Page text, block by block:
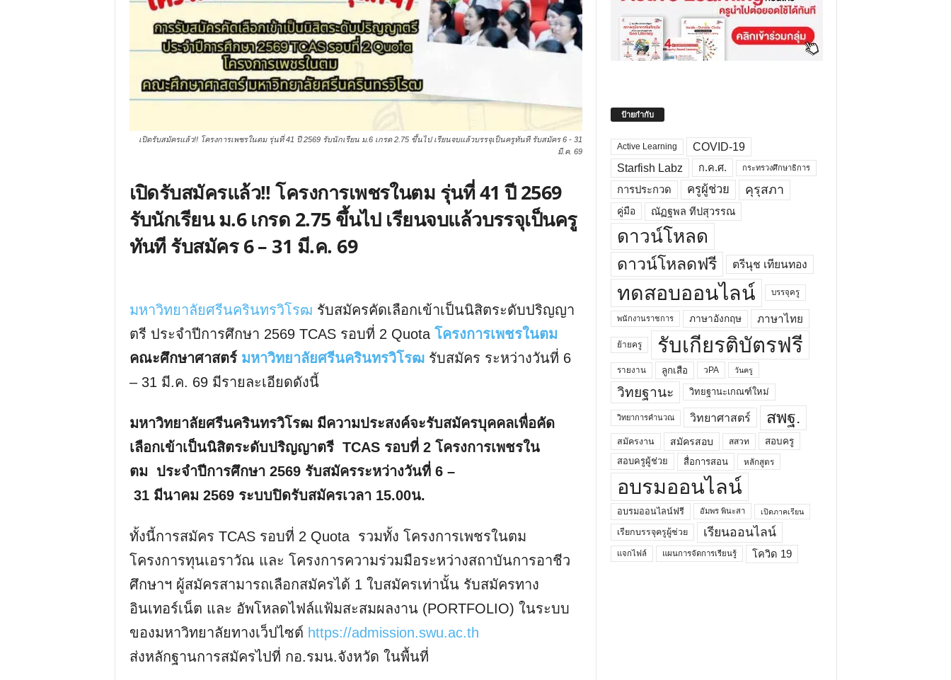
เปิดรับสมัครแล้ว!! โครงการเพชรในตม รุ่นที่ 41 ปี 2569 รับนักเรียน ม.6 เกรด 2.75 ขึ้นไป เรียนจบแล้วบรรจุเป็นครูทันที รับสมัคร 6 - 31
มี.ค. 69
เปิดรับสมัครแล้ว!! โครงการเพชรในตม รุ่นที่ 41 ปี 2569
รับนักเรียน ม.6 เกรด 2.75 ขึ้นไป เรียนจบแล้วบรรจุเป็นครู
ทันที รับสมัคร 6 – 31 มี.ค. 69
มหาวิทยาลัยศรีนครินทรวิโรฒ รับสมัครคัดเลือกเข้าเป็นนิสิตระดับปริญญา
ตรี ประจำปีการศึกษา 2569 TCAS รอบที่ 2 Quota โครงการเพชรในตม
คณะศึกษาศาสตร์ มหาวิทยาลัยศรีนครินทรวิโรฒรับสมัคร ระหว่างวันที่ 6
– 31 มี.ค. 69 มีรายละเอียดดังนี้
มหาวิทยาลัยศรีนครินทรวิโรฒ มีความประสงค์จะรับสมัครบุคคลเพื่อคัด
เลือกเข้าเป็นนิสิตระดับปริญญาตรี TCAS รอบที่ 2 โครงการเพชรใน
ตม ประจำปีการศึกษา 2569 รับสมัครระหว่างวันที่ 6 –
31 มีนาคม 2569 ระบบปิดรับสมัครเวลา 15.00น.
ทั้งนี้การสมัคร TCAS รอบที่ 2 Quota รวมทั้ง โครงการเพชรในตม
โครงการทุนเอราวัณ และ โครงการความร่วมมือระหว่างสถาบันการอาชีว
ศึกษาฯ ผู้สมัครสามารถเลือกสมัครได้ 1 ใบสมัครเท่านั้น รับสมัครทาง
อินเทอร์เน็ต และ อัพโหลดไฟล์แฟ้มสะสมผลงาน (PORTFOLIO) ในระบบ
ของมหาวิทยาลัยทางเว็ปไซต์ https://admission.swu.ac.th
ส่งหลักฐานการสมัครไปที่ กอ.รมน.จังหวัด ในพื้นที่
ป้ายกำกับ
Active Learning
COVID-19
Starfish Labz
ก.ค.ศ. กระทรวงศึกษาธิการ
การประกวด ครูผู้ช่วย คุรุสภา
คู่มือ ณัฏฐพล ทีปสุวรรณ
ดาวน์โหลด
ดาวน์โหลดฟรี ตรีนุช เทียนทอง
ทดสอบออนไลน์ บรรจุครู
พนักงานราชการ ภาษาอังกฤษ ภาษาไทย
ย้ายครู รับเกียรติบัตรฟรี
รายงาน ลูกเสือ วPA วันครู
วิทยฐานะ วิทยฐานะเกณฑ์ใหม่
วิทยาการคำนวณ วิทยาศาสตร์ สพฐ.
สมัครงาน สมัครสอบ สสวท
สอบครู
สอบครูผู้ช่วย
สื่อการสอน หลักสูตร
อบรมออนไลน์
อบรมออนไลน์ฟรี อัมพร พินะสา เปิดภาคเรียน
เรียกบรรจุครูผู้ช่วย เรียนออนไลน์
แจกไฟล์ แผนการจัดการเรียนรู้ โควิด 19